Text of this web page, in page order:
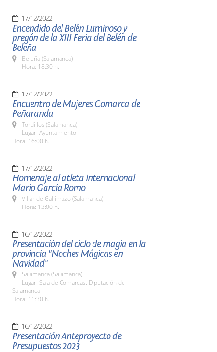
17/12/2022
Encendido del Belén Luminoso y
pregón de la XIII Feria del Belén de
Beleña
Beleña (Salamanca)
Hora: 18:30 h.
17/12/2022
Encuentro de Mujeres Comarca de
Peñaranda
Tordillos (Salamanca)
Lugar: Ayuntamiento
Hora: 16:00 h.
17/12/2022
Homenaje al atleta internacional
Mario García Romo
Villar de Gallimazo (Salamanca)
Hora: 13:00 h.
16/12/2022
Presentación del ciclo de magia en la
provincia "Noches Mágicas en
Navidad"
Salamanca (Salamanca)
Lugar: Sala de Comarcas. Diputación de
Salamanca
Hora: 11:30 h.
16/12/2022
Presentación Anteproyecto de
Presupuestos 2023